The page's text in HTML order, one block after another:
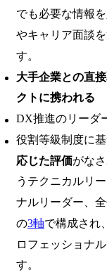
でも必要な情報
やキャリア面談
す。
大手企業との直
クトに携われる
DX推進のリーダ
役割等級制度に
応じた評価がな
うテクニカルリ
ナルリーダー、
の3軸で構成され、
ロフェッショナ
す。